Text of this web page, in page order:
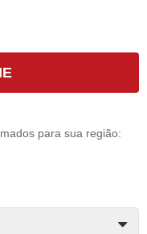
para sua região: